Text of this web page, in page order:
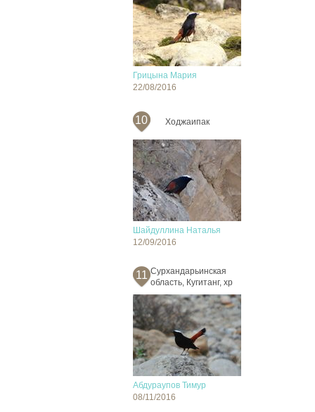
Грицына Мария
22/08/2016
10 Ходжаипак
Шайдуллина Наталья
12/09/2016
11 Сурхандарьинская
область, Кугитанг, хр
Абдураупов Тимур
08/11/2016